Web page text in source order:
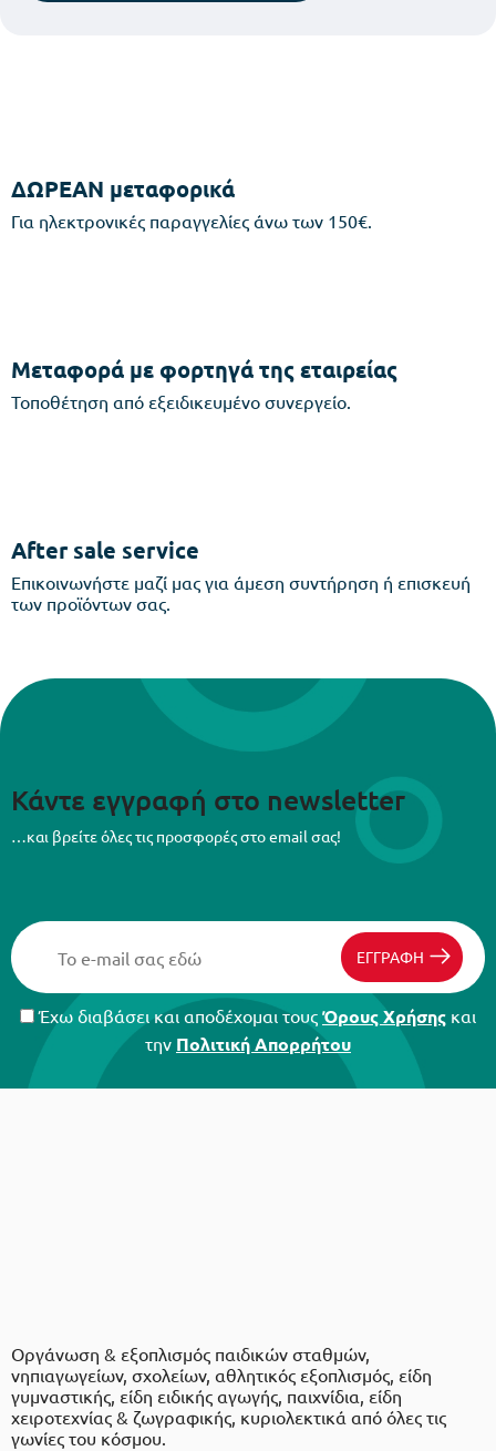
ΔΩΡΕΑΝ μεταφορικά
Για ηλεκτρονικές παραγγελίες άνω των 150€.
Μεταφορά με φορτηγά της εταιρείας
Τοποθέτηση από εξειδικευμένο συνεργείο.
After sale service
Επικοινωνήστε μαζί μας για άμεση συντήρηση ή επισκευή
των προϊόντων σας.
Κάντε εγγραφή στο newsletter
…και βρείτε όλες τις προσφορές στο email σας!
ΕΓΓΡΑΦΗ
Έχω διαβάσει και αποδέχομαι τους Όρους Χρήσης και
την Πολιτική Απορρήτου
Οργάνωση & εξοπλισμός παιδικών σταθμών,
νηπιαγωγείων, σχολείων, αθλητικός εξοπλισμός, είδη
γυμναστικής, είδη ειδικής αγωγής, παιχνίδια, είδη
χειροτεχνίας & ζωγραφικής, κυριολεκτικά από όλες τις
γωνίες του κόσμου.